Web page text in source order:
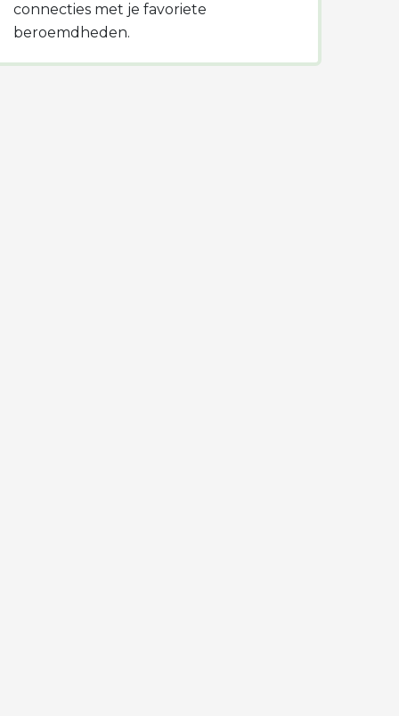
connecties met je favoriete
beroemdheden.